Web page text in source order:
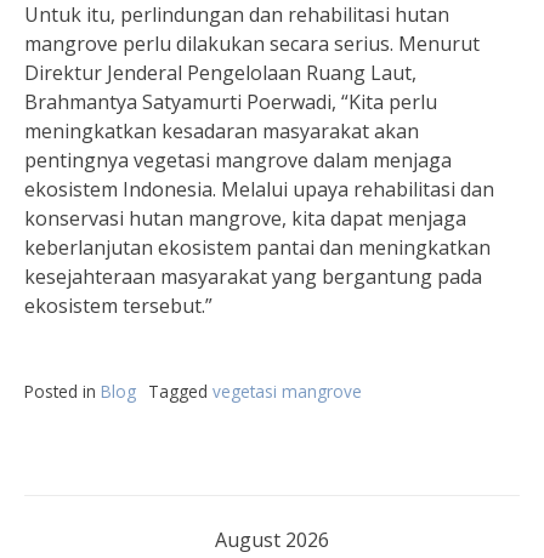
Untuk itu, perlindungan dan rehabilitasi hutan
mangrove perlu dilakukan secara serius. Menurut
Direktur Jenderal Pengelolaan Ruang Laut,
Brahmantya Satyamurti Poerwadi, “Kita perlu
meningkatkan kesadaran masyarakat akan
pentingnya vegetasi mangrove dalam menjaga
ekosistem Indonesia. Melalui upaya rehabilitasi dan
konservasi hutan mangrove, kita dapat menjaga
keberlanjutan ekosistem pantai dan meningkatkan
kesejahteraan masyarakat yang bergantung pada
ekosistem tersebut.”
Posted in Blog Tagged vegetasi mangrove
August 2026